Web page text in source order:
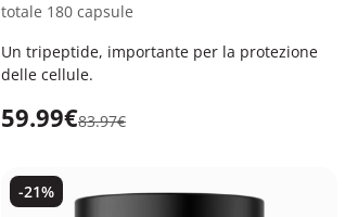
totale 180 capsule
Un tripeptide, importante per la protezione
delle cellule.
59.99€83.97€
-21%